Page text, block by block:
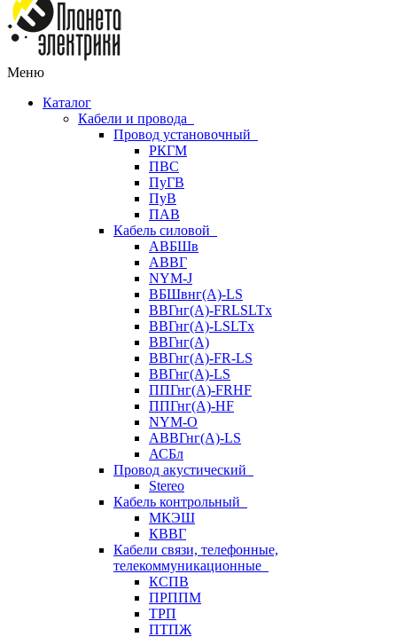
Меню
Каталог
Кабели и провода
Провод установочный
РКГМ
ПВС
ПуГВ
ПуВ
ПАВ
Кабель силовой
АВБШв
АВВГ
NYM-J
ВБШвнг(А)-LS
ВВГнг(A)-FRLSLTx
ВВГнг(A)-LSLTx
ВВГнг(А)
ВВГнг(А)-FR-LS
ВВГнг(А)-LS
ППГнг(А)-FRHF
ППГнг(А)-HF
NYM-O
АВВГнг(А)-LS
АСБл
Провод акустический
Stereo
Кабель контрольный
МКЭШ
КВВГ
Кабели связи, телефонные,
телекоммуникационные
КСПВ
ПРППМ
ТРП
ПТПЖ